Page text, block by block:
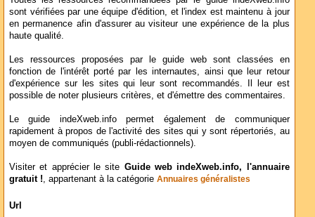
sont vérifiées par une équipe d'édition, et l'index est maintenu à jour
en permanence afin d'assurer au visiteur une expérience de la plus
haute qualité.
Les ressources proposées par le guide web sont classées en
fonction de l'intérêt porté par les internautes, ainsi que leur retour
d'expérience sur les sites qui leur sont recommandés. Il leur est
possible de noter plusieurs critères, et d'émettre des commentaires.
Le guide indeXweb.info permet également de communiquer
rapidement à propos de l'activité des sites qui y sont répertoriés, au
moyen de communiqués (publi-rédactionnels).
Visiter et apprécier le site Guide web indeXweb.info, l'annuaire
gratuit !, appartenant à la catégorie Annuaires généralistes
Url